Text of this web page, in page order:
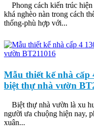
Phong cách kiến trúc
khá nghèo nàn trong cách
thống-phù hợp với...
Mẫu thiết kế nhà cấp
biệt thự nhà vườn
Biệt thự nhà vườn là xu
người ưa chuộng hiện nay,
xuân...